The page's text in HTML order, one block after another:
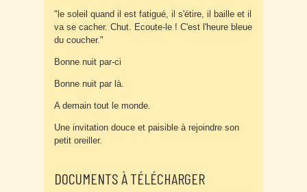
"le soleil quand il est fatigué, il s'étire, il baille et il
va se cacher. Chut. Ecoute-le ! C'est l'heure bleue
du coucher."
Bonne nuit par-ci
Bonne nuit par là.
A demain tout le monde.
Une invitation douce et paisible à rejoindre son
petit oreiller.
DOCUMENTS À TÉLÉCHARGER